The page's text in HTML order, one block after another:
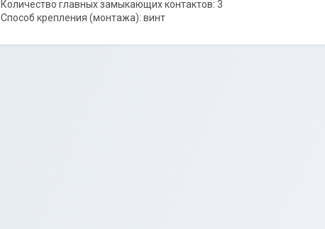
Количество главных замыкающих контактов: 3
Способ крепления (монтажа): винт